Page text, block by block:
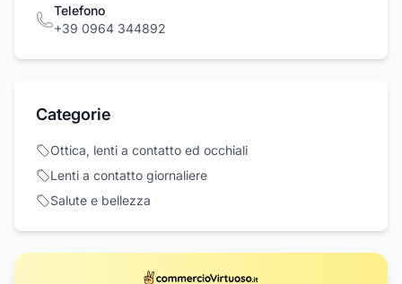
Telefono
+39 0964 344892
Categorie
Ottica, lenti a contatto ed occhiali
Lenti a contatto giornaliere
Salute e bellezza